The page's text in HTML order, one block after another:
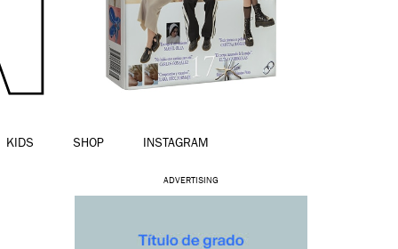
KIDS SHOP INSTAGRAM
ADVERTISING